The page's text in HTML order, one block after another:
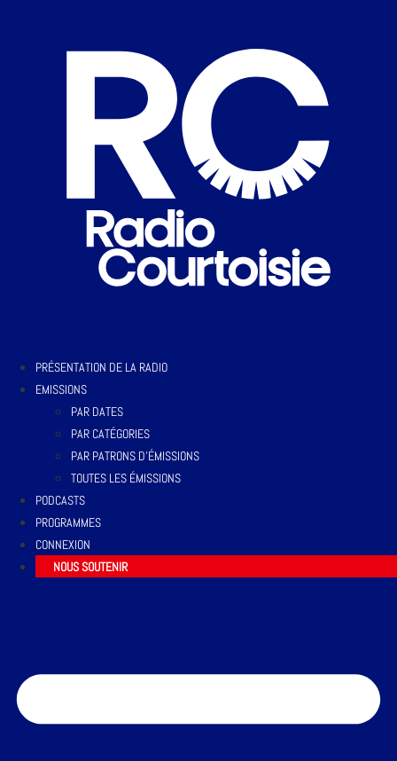
PRÉSENTATION DE LA RADIO
EMISSIONS
PAR DATES
PAR CATÉGORIES
PAR PATRONS D’ÉMISSIONS
TOUTES LES ÉMISSIONS
PODCASTS
PROGRAMMES
CONNEXION
NOUS SOUTENIR